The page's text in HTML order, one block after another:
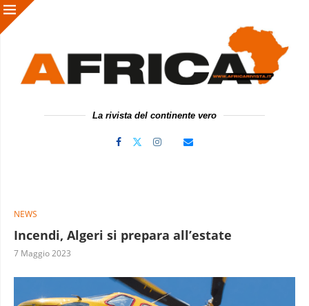
La rivista del continente vero
NEWS
Incendi, Algeri si prepara all’estate
7 Maggio 2023